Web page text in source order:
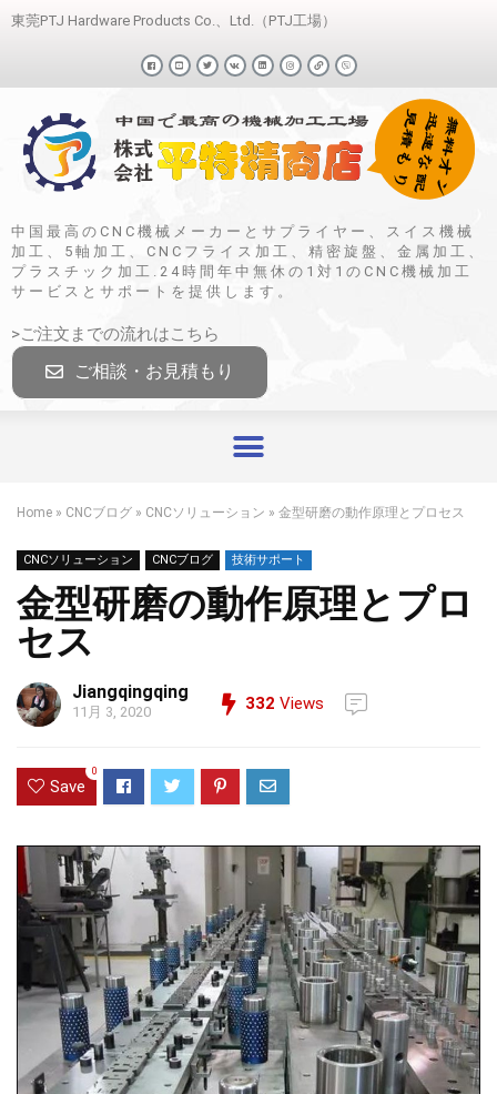
東莞PTJ Hardware Products Co.、Ltd.（PTJ工場）
中国最高のCNC機械メーカーとサプライヤー、スイス機械
加工、5軸加工、CNCフライス加工、精密旋盤、金属加工、
プラスチック加工.24時間年中無休の1対1のCNC機械加工
サービスとサポートを提供します。
>ご注文までの流れはこちら
ご相談・お見積もり
Home » CNCブログ » CNCソリューション » 金型研磨の動作原理とプロセス
CNCソリューション CNCブログ 技術サポート
金型研磨の動作原理とプロ
セス
Jiangqingqing
11月 3, 2020 332 Views
Save
0